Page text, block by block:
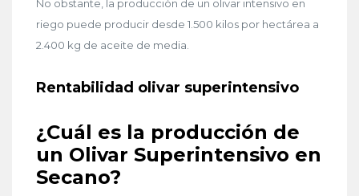
No obstante, la producción de un olivar intensivo en
riego puede producir desde 1.500 kilos por hectárea a
2.400 kg de aceite de media.
Rentabilidad olivar superintensivo
¿Cuál es la producción de
un Olivar Superintensivo en
Secano?